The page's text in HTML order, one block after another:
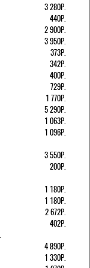
3 280Р.
440Р.
2 900Р.
3 950Р.
373Р.
342Р.
400Р.
729Р.
1 770Р.
5 290Р.
1 063Р.
1 096Р.
3 550Р.
200Р.
1 180Р.
1 180Р.
2 672Р.
402Р.
4 890Р.
1 330Р.